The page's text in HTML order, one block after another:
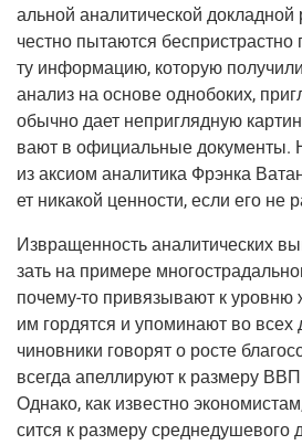
аль­ной ана­ли­ти­че­ской
чест­но пыта­ют­ся бес­при­страст­но
ту инфор­ма­цию, кото­рую
ана­лиз на осно­ве одно­бо­ких,
обыч­но дает непри­гляд­ную
ва­ют в офи­ци­аль­ные доку­мен­ты.
из акси­ом ана­ли­ти­ка Фрэн­ка
ет ника­кой цен­но­сти, если его не
Извра­щен­ность ана­ли­ти­че­ских
зать на при­ме­ре
поче­му-то при­вя­зы­ва­ют к уров­ню
им гор­дят­ся и упо­ми­на­ют во всех
чинов­ни­ки гово­рят о росте
все­гда апел­ли­ру­ют к раз­ме­ру
Одна­ко, как извест­но
сит­ся к раз­ме­ру сред­не­ду­ше­во­го